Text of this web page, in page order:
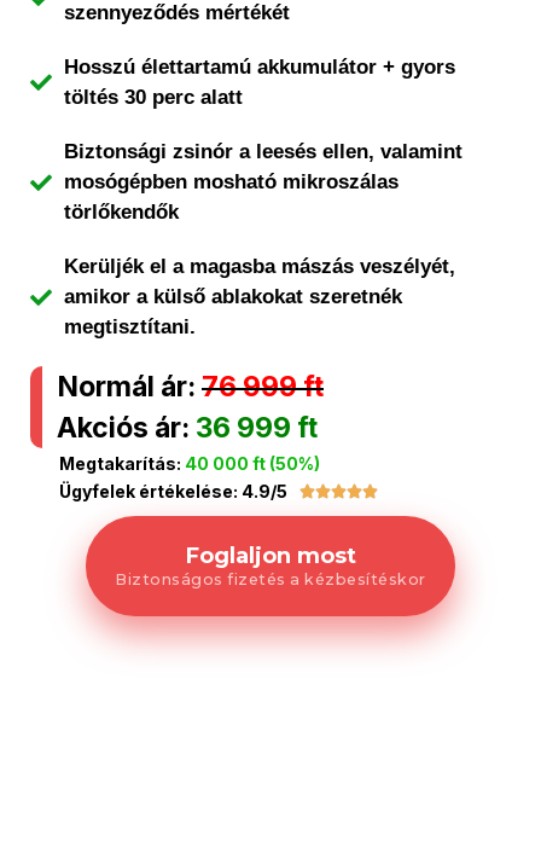
szennyeződés mértékét
Hosszú élettartamú akkumulátor + gyors
töltés 30 perc alatt
Biztonsági zsinór a leesés ellen, valamint
mosógépben mosható mikroszálas
törlőkendők
Kerüljék el a magasba mászás veszélyét,
amikor a külső ablakokat szeretnék
megtisztítani.
Normál ár: 76 999 ft
Akciós ár: 36 999 ft
Megtakarítás: 40 000 ft (50%)
Ügyfelek értékelése: 4.9/5

Foglaljon most
Biztonságos fizetés a kézbesítéskor